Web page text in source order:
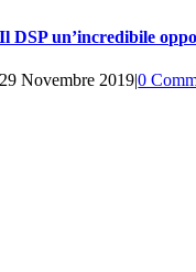
Il DSP un’incredibile
29 Novembre 2019|0